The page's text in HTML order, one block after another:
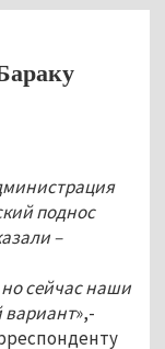
поднос
–
сейчас наши
вариант»,-